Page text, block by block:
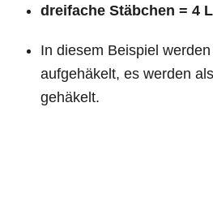
dreifache Stäbchen = 4
In diesem Beispiel
aufgehäkelt, es werden
gehäkelt.